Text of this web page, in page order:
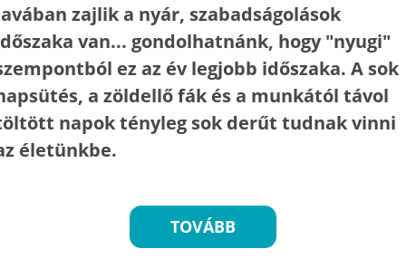
zajlik a nyár, szabadságolások
van... gondolhatnánk, hogy "nyugi"
ez az év legjobb időszaka. A sok
a zöldellő fák és a munkától távol
napok tényleg sok derűt tudnak vinni
életünkbe.
TOVÁBB